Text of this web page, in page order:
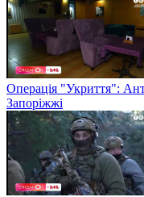
Операція "Укриття":
Запоріжжі